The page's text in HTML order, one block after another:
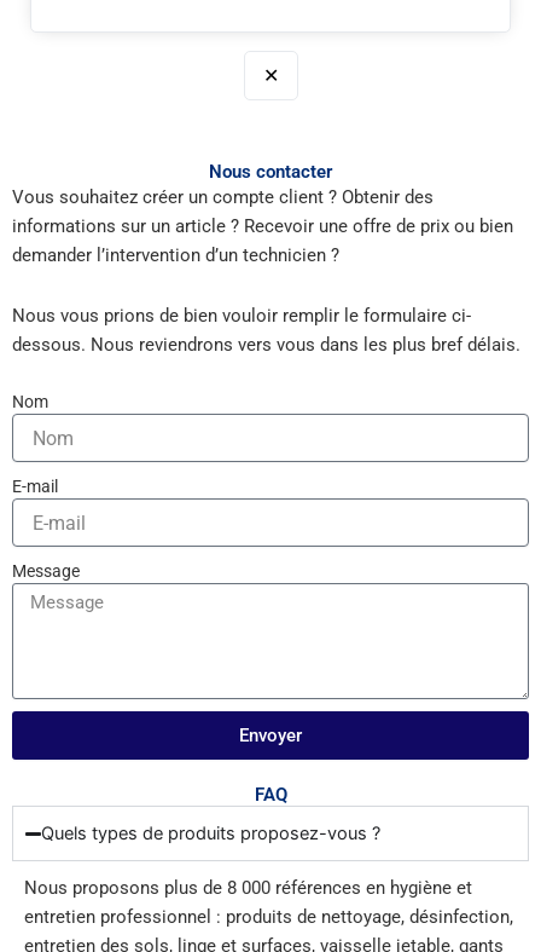
✕
Nous contacter
Vous souhaitez créer un compte client ? Obtenir des
informations sur un article ? Recevoir une offre de prix ou bien
demander l’intervention d’un technicien ?
Nous vous prions de bien vouloir remplir le formulaire ci-
dessous. Nous reviendrons vers vous dans les plus bref délais.
Nom
E-mail
Message
Envoyer
FAQ
Quels types de produits proposez-vous ?
Nous proposons plus de 8 000 références en hygiène et
entretien professionnel : produits de nettoyage, désinfection,
entretien des sols, linge et surfaces, vaisselle jetable, gants